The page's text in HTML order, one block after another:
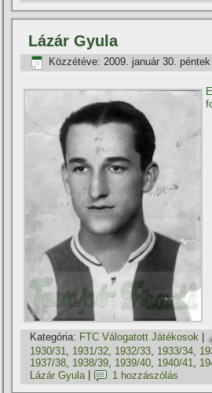
Lázár Gyula
Közzétéve: 2009. január 30. péntek
Kategória: FTC Válogatott Játékosok |
1930/31, 1931/32, 1932/33, 1933/34,
1937/38, 1938/39, 1939/40, 1940/41,
Lázár Gyula
1 hozzászólás